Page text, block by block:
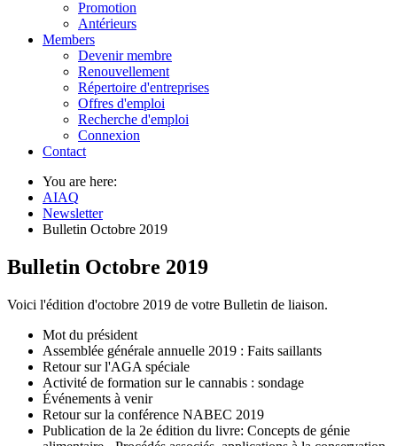
Promotion
Antérieurs
Members
Devenir membre
Renouvellement
Répertoire d'entreprises
Offres d'emploi
Recherche d'emploi
Connexion
Contact
You are here:
AIAQ
Newsletter
Bulletin Octobre 2019
Bulletin Octobre 2019
Voici l'édition d'octobre 2019 de votre Bulletin de liaison.
Mot du président
Assemblée générale annuelle 2019 : Faits saillants
Retour sur l'AGA spéciale
Activité de formation sur le cannabis : sondage
Événements à venir
Retour sur la conférence NABEC 2019
Publication de la 2e édition du livre: Concepts de génie